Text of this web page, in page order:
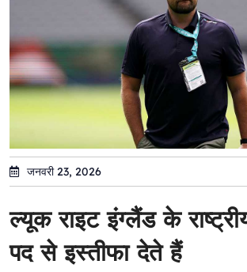
जनवरी 23, 2026
ल्यूक राइट इंग्लैंड के
पद से इस्तीफा देते हैं